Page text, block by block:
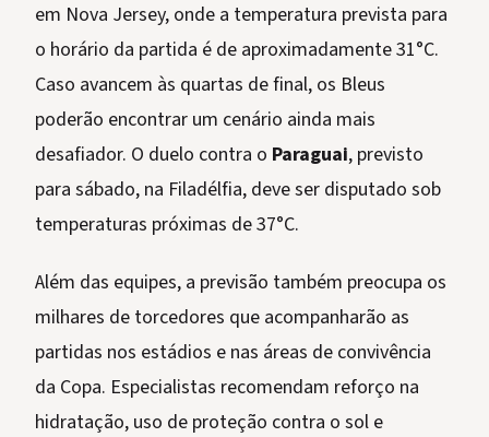
em Nova Jersey, onde a temperatura prevista para
o horário da partida é de aproximadamente 31°C.
Caso avancem às quartas de final, os Bleus
poderão encontrar um cenário ainda mais
desafiador. O duelo contra o Paraguai, previsto
para sábado, na Filadélfia, deve ser disputado sob
temperaturas próximas de 37°C.
Além das equipes, a previsão também preocupa os
milhares de torcedores que acompanharão as
partidas nos estádios e nas áreas de convivência
da Copa. Especialistas recomendam reforço na
hidratação, uso de proteção contra o sol e